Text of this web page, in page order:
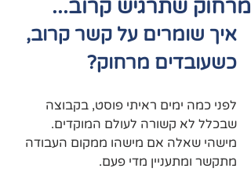
מרחוק שתרגיש קרוב...
איך שומרים על קשר קרוב,
כשעובדים מרחוק?
לפני כמה ימים ראיתי פוסט, בקבוצה
שבכלל לא קשורה לעולם המוקדים.
מישהי שאלה אם מישהו ממקום העבודה
מתקשר ומתעניין מדי פעם.